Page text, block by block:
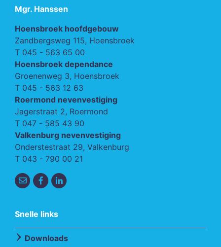
Mgr. Hanssen
Hoensbroek hoofdgebouw
Zandbergsweg 115, Hoensbroek
T 045 - 563 65 00
Hoensbroek dependance
Groenenweg 3, Hoensbroek
T 045 - 563 12 63
Roermond nevenvestiging
Jagerstraat 2, Roermond
T 047 - 585 43 90
Valkenburg nevenvestiging
Onderstestraat 29, Valkenburg
T 043 - 790 00 21
Snelle links
Downloads